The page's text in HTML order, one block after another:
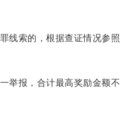
索的，根据查证情况参照
报，合计最高奖励金额不